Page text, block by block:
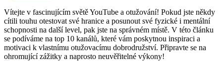
Vítejte v fascinujícím světě YouTube a otužování! Pokud jste někdy
cítili touhu otestovat své hranice a posunout své fyzické i mentální
schopnosti na další level, pak jste na správném místě. V této článku
se podíváme na top 10 kanálů, které vám poskytnou inspiraci a
motivaci k vlastnímu otužovacímu dobrodružství. Připravte se na
ohromující zážitky a naprosto neuvěřitelné výkony!